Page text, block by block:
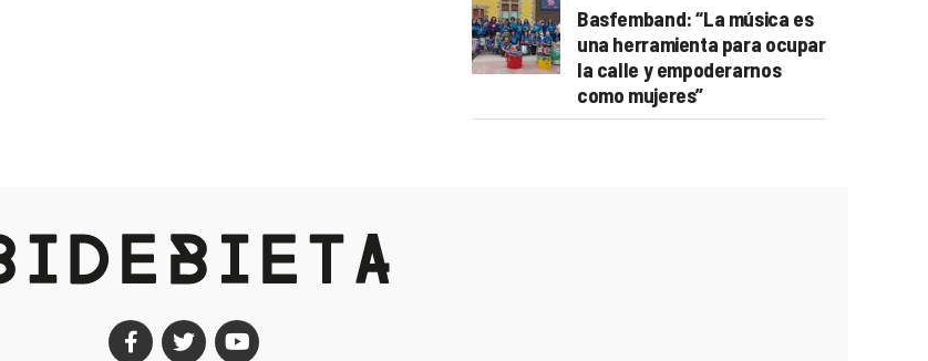
Basfemband: “La música es
una herramienta para ocupar
la calle y empoderarnos
como mujeres”